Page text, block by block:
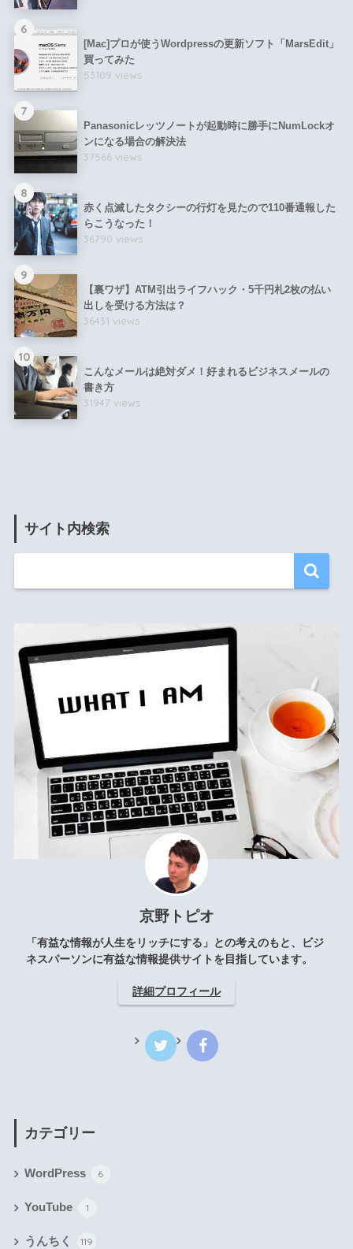
6
[Mac]プロが使うWordpressの更新ソフト「MarsEdit」
買ってみた
53109 views
7
Panasonicレッツノートが起動時に勝手にNumLockオ
ンになる場合の解決法
37566 views
8
赤く点滅したタクシーの行灯を見たので110番通報した
らこうなった！
36790 views
9
【裏ワザ】ATM引出ライフハック・5千円札2枚の払い
出しを受ける方法は？
36431 views
10
こんなメールは絶対ダメ！好まれるビジネスメールの
書き方
31947 views
サイト内検索
京野トピオ
「有益な情報が人生をリッチにする」との考えのもと、ビジ
ネスパーソンに有益な情報提供サイトを目指しています。
詳細プロフィール
カテゴリー
WordPress 6
YouTube 1
うんちく 119